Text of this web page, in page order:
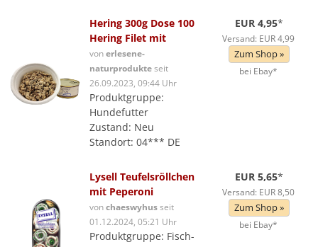
Hering 300g Dose 100
Hering Filet mit
vonerlesene-
naturprodukteseit
26.09.2023, 09:44 Uhr
Produktgruppe:
Hundefutter
Zustand: Neu
Standort: 04*** DE
EUR 4,95*
Versand: EUR 4,99
Zum Shop »
bei Ebay*
Lysell Teufelsröllchen
mit Peperoni
vonchaeswyhusseit
01.12.2024, 05:21 Uhr
Produktgruppe: Fisch-
EUR 5,65*
Versand: EUR 8,50
Zum Shop »
bei Ebay*